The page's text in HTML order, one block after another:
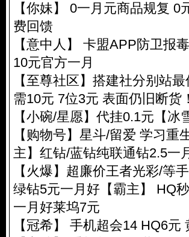
【你妹】 0一月元商品规复
费回馈
【意中人】 卡盟APP防卫报
10元官方一月
【至尊社区】搭建社分别站
需10元 7位3元 表面仍旧断货！
【小碗/星愿】代挂0.1元【
【购物号】星斗/留爱 学习
主】红钻/蓝钻纯联通钻2.5一
【火爆】超廉价王者光彩/等
绿钻5元一月好【霸主】 HQ
一月好莱坞7元
【冠希】 手机超会14 HQ6